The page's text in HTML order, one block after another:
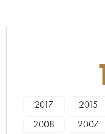
2017 2015
2008
2007